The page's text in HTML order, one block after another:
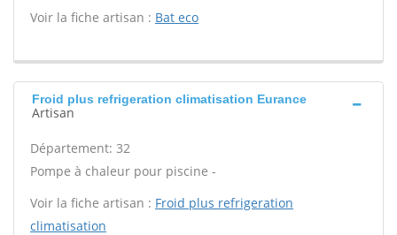
Voir la fiche artisan : Bat eco
Froid plus refrigeration climatisation Eurance
Artisan
Département: 32
Pompe à chaleur pour piscine -
Voir la fiche artisan : Froid plus refrigeration
climatisation